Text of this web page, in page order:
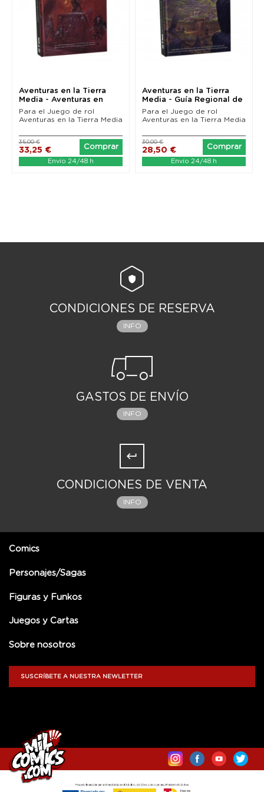
Aventuras en la Tierra
Media - Aventuras en
Erebor
Para el Juego de rol
Aventuras en la Tierra Media
33,25 €
35,00 €
Comprar
Envío 24/48 h
Aventuras en la Tierra
Media - Guía Regional de
Las Tierras...
Para el Juego de rol
Aventuras en la Tierra Media
28,50 €
30,00 €
Comprar
Envío 24/48 h
CONDICIONES DE RESERVA
INFO
GASTOS DE ENVÍO
INFO
CONDICIONES DE VENTA
INFO
Comics
Personajes/Sagas
Figuras y Funkos
Juegos y Cartas
Sobre nosotros
SUSCRÍBETE A NUESTRA NEWLETTER